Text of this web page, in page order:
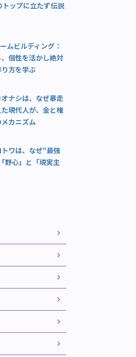
トップに立たず伝説
ムビルディング：
個性を活かし絶対
方を学ぶ
オナシは、なぜ暴走
現代人が、金と権
カニズム
ワは、なぜ“最強
野心」と「現実主